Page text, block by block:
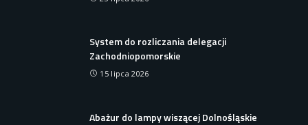
System do rozliczania delegacji
Zachodniopomorskie
15 lipca 2026
Abażur do lampy wiszącej Dolnośląskie